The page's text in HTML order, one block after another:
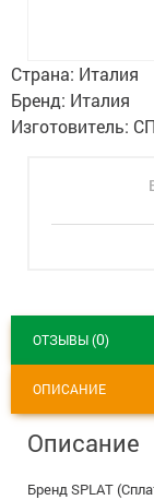
Мама и малыш
Уход за
и
Страна: Италия
Бренд: Италия
Изготовитель:
ОТЗЫВЫ (0)
ОПИСАНИЕ
Описание
Бренд SPLAT